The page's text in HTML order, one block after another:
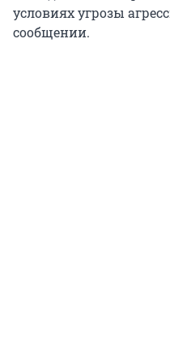
условиях угрозы
сообщении.